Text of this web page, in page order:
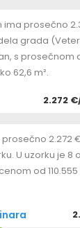
ima prosečno
grada
s prosečnom
62,6 m².
2.272
2.272
U uzorku je 8
od